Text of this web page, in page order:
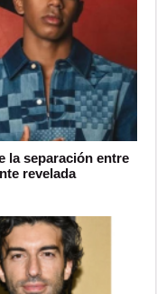
la separación entre
revelada